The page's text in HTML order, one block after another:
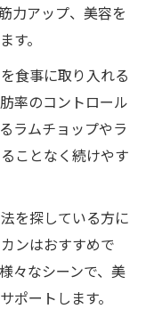
力アップ、美容を
す。
食事に取り入れる
率のコントロール
ラムチョップやラ
ことなく続けやす
を探している方に
ンはおすすめで
々なシーンで、美
ポートします。